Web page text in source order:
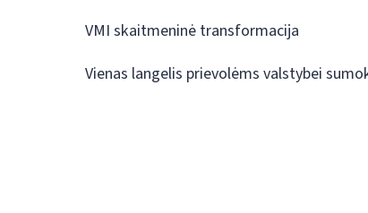
VMI skaitmeninė transformacija
Vienas langelis prievolėms valstybei